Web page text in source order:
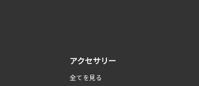
アクセサリー
全てを見る